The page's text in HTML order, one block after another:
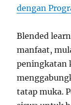
dengan
Blended
manfaat,
peningkatan
tatap muka.